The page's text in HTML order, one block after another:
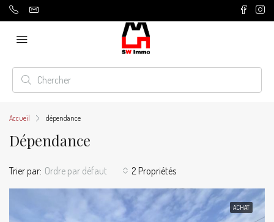
Accueil dépendance
Dépendance
2 Propriétés
Trier par: Ordre par défaut
ACHAT